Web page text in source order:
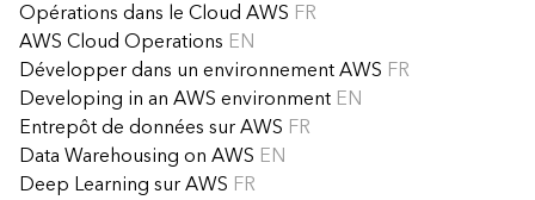
Opérations dans le Cloud AWS FR
AWS Cloud Operations EN
Développer dans un environnement AWS FR
Developing in an AWS environment EN
Entrepôt de données sur AWS FR
Data Warehousing on AWS EN
Deep Learning sur AWS FR